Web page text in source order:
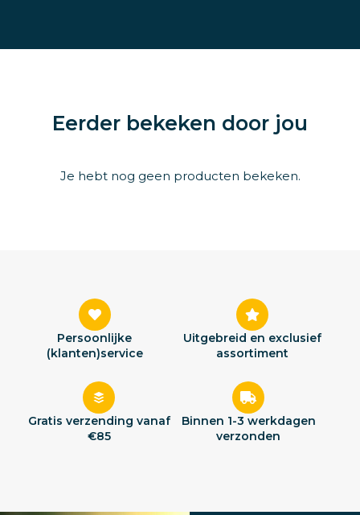
Eerder bekeken door jou
Je hebt nog geen producten bekeken.
Persoonlijke
(klanten)service
Uitgebreid en exclusief
assortiment
Gratis verzending vanaf
€85
Binnen 1-3 werkdagen
verzonden